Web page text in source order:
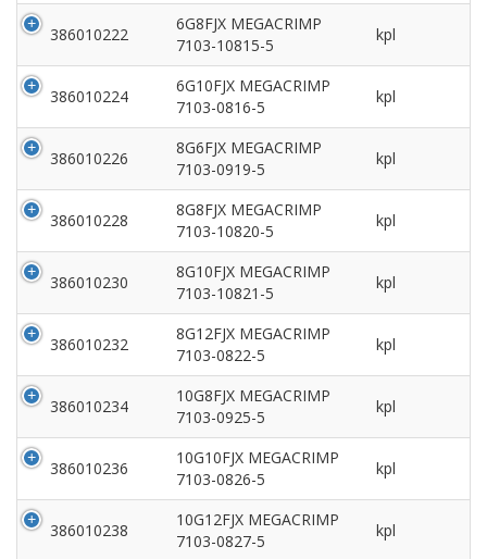
386010222
6G8FJX MEGACRIMP
7103-10815-5
kpl
386010224
6G10FJX MEGACRIMP
7103-0816-5
kpl
386010226
8G6FJX MEGACRIMP
7103-0919-5
kpl
386010228
8G8FJX MEGACRIMP
7103-10820-5
kpl
386010230
8G10FJX MEGACRIMP
7103-10821-5
kpl
386010232
8G12FJX MEGACRIMP
7103-0822-5
kpl
386010234
10G8FJX MEGACRIMP
7103-0925-5
kpl
386010236
10G10FJX MEGACRIMP
7103-0826-5
kpl
386010238
10G12FJX MEGACRIMP
7103-0827-5
kpl